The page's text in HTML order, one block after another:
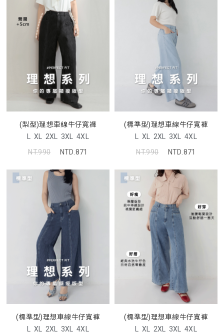
(梨型)理想車線牛仔寬褲
L XL 2XL 3XL 4XL
NT.990
NTD.871
(標準型)理想車線牛仔寬褲
L XL 2XL 3XL 4XL
NT.990
NTD.871
(標準型)理想車線牛仔寬褲
L XL 2XL 3XL 4XL
(標準型)理想車線牛仔寬褲
L XL 2XL 3XL 4XL